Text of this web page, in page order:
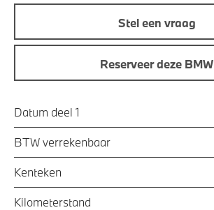
Stel een vraag
Reserveer deze BMW
Datum deel 1
BTW verrekenbaar
Kenteken
Kilometerstand